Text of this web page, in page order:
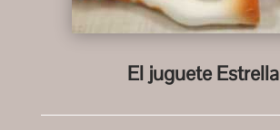
El juguete Estrella